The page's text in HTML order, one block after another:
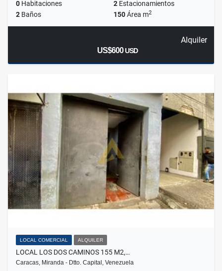
0 Habitaciones 2 Estacionamientos
2 Baños 150Área m2
Alquiler
US$600USD
LOCAL COMERCIAL ALQUILER
LOCAL LOS DOS CAMINOS 155 M2,…
Caracas, Miranda - Dtto. Capital, Venezuela